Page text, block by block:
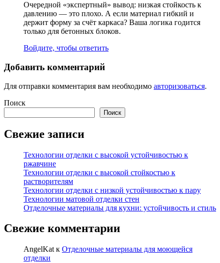
Очередной «экспертный» вывод: низкая стойкость к
давлению — это плохо. А если материал гибкий и
держит форму за счёт каркаса? Ваша логика годится
только для бетонных блоков.
Войдите, чтобы ответить
Добавить комментарий
Для отправки комментария вам необходимо авторизоваться.
Поиск
Поиск
Свежие записи
Технологии отделки с высокой устойчивостью к
ржавчине
Технологии отделки с высокой стойкостью к
растворителям
Технологии отделки с низкой устойчивостью к пару
Технологии матовой отделки стен
Отделочные материалы для кухни: устойчивость и стиль
Свежие комментарии
AngelKat к Отделочные материалы для моющейся
отделки